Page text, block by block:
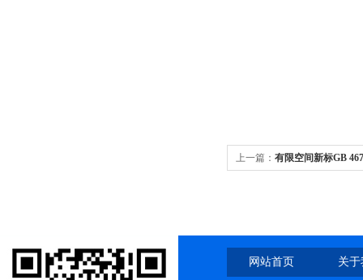
上一篇： 有限空间新标GB
网站首页 关